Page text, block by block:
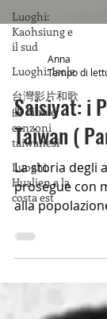
Luoghi:
Kaohsiung e
il sud
Luoghi: Isole
台灣影片和歌
曲 Film e
canzoni
taiwanesi
Luoghi:
Hualien e la
costa est
Anna
Tempo di
Saisiyat: i
Taiwan (
La storia degli
alla